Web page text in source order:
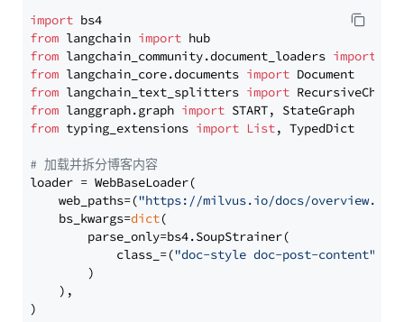
import
from langchain import
from langchain_community.document_loaders import
from langchain_core.documents import
from langchain_text_splitters import
from langgraph.graph import
from typing_extensions import List, TypedDict
# 加载并拆分博客内容
loader = WebBaseLoader(
    web_paths=(
"https://milvus.io/docs/overview.md"
    bs_kwargs=
dict(
        parse_only=bs4.SoupStrainer(
            class_=(
"doc-style doc-post-content"
        )
    ),
)